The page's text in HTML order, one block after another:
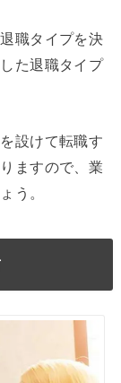
職タイプを決
た退職タイプ
設けて転職す
ますので、業
う。